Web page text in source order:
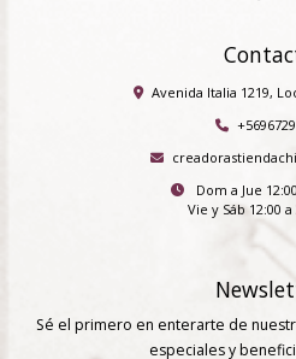
Avenida Italia 1219,
Dom a Jue
Vie y Sáb 12:00
Sé el primero en enterarte de
especiales y